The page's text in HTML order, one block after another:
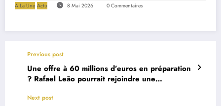
A La Une Actu 8 Mai 2026 0 Commentaires
Previous post
Une offre à 60 millions d’euros en préparation
? Rafael Leão pourrait rejoindre une
Next post